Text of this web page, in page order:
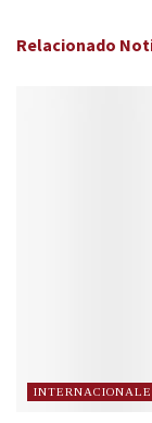
Relacionado